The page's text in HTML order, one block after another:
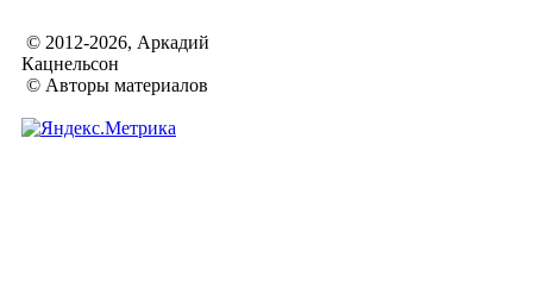
© 2012-2026, Аркадий
Кацнельсон
© Авторы материалов